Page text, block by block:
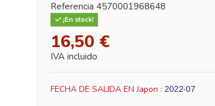
Referencia 4570001968648
¡En stock!
16,50 €
IVA incluido
FECHA DE SALIDA EN Japon : 2022-07